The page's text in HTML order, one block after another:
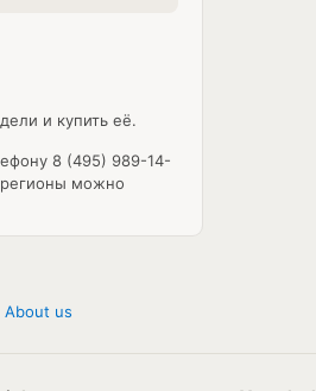
и купить её.
8 (495) 989-14-
регионы можно
About us